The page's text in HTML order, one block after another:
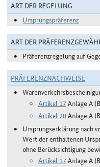
ART DER REGELUNG
Ursprungspräferenz
ART DER
Präferenzregelung auf
PRÄFERENZNACHWEISE
Artikel 17Anlage A
Artikel 20Anlage A
Ursprungserklärung nach
Wert der enthaltenen
ohne Berücksichtigung
Artikel 17Anlage A